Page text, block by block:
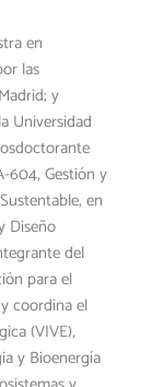
en
las
y
Universidad
604, Gestión y
en
Diseño
del
para el
coordina el
(VIVE),
y Bioenergía